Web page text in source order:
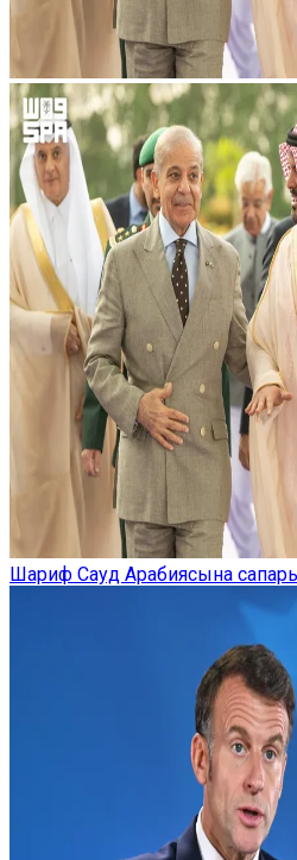
Шариф Сауд Арабиясына